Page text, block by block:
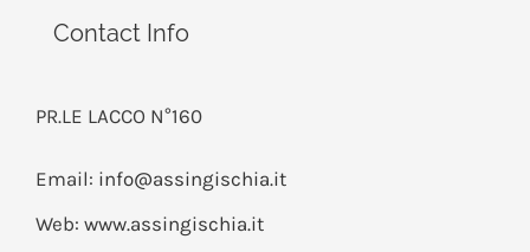
Contact Info
PR.LE LACCO N°160
Email: info@assingischia.it
Web: www.assingischia.it